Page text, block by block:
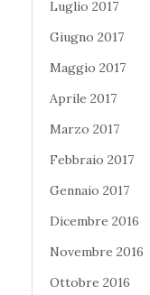
Luglio 2017
Giugno 2017
Maggio 2017
Aprile 2017
Marzo 2017
Febbraio 2017
Gennaio 2017
Dicembre 2016
Novembre 2016
Ottobre 2016